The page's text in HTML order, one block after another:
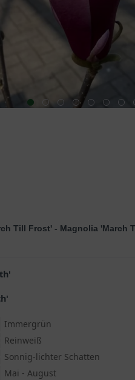
Till Frost' - Magnolia 'March
Immergrün
Reinweiß
Sonnig-lichter Schatten
Mai - August